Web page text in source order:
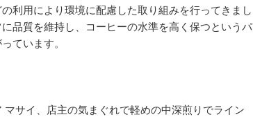
利用により環境に配慮した取り組みを行ってきまし
品質を維持し、コーヒーの水準を高く保つというパ
ています。
サイ、店主の気まぐれで軽めの中深煎りでライン